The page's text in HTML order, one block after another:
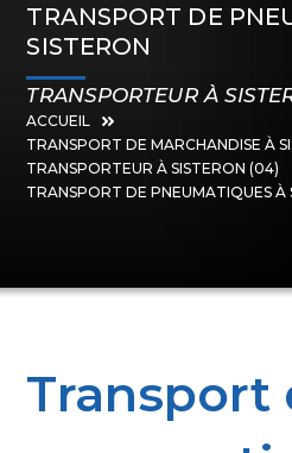
TRANSPORT DE
SISTERON
TRANSPORTEUR À
ACCUEIL
TRANSPORT DE MARCHANDISE À
TRANSPORTEUR À SISTERON (04)
TRANSPORT DE PNEUMATIQUES À
Transport